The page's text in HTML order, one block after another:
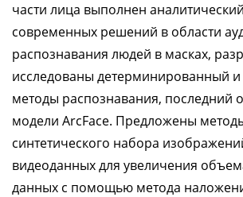
части лица выполнен
современных решений в области
распознавания людей в масках,
исследованы детерминированный и
методы распознавания, последний
модели ArcFace. Предложены
синтетического набора
видеоданных для увеличения
данных с помощью метода